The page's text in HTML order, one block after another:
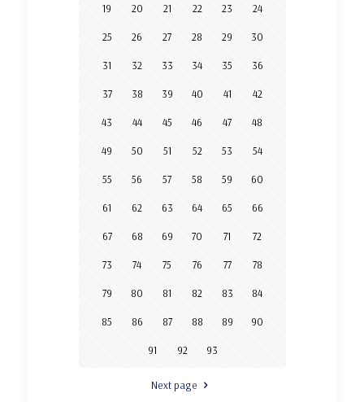
19 20 21 22 23 24
25 26 27 28 29 30
31 32 33 34 35 36
37 38 39 40 41 42
43 44 45 46 47 48
49 50 51 52 53 54
55 56 57 58 59 60
61 62 63 64 65 66
67 68 69 70 71 72
73 74 75 76 77 78
79 80 81 82 83 84
85 86 87 88 89 90
91 92 93
Next page